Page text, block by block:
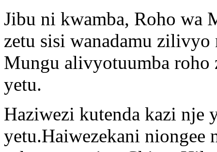
Jibu ni kwamba, Roho wa
zetu sisi wanadamu zilivyo
Mungu alivyotuumba
yetu.
Haziwezi kutenda kazi nje
yetu.Haiwezekani niongee